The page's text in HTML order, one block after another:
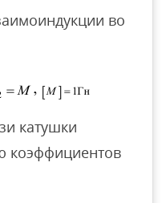
во
катушки
коэффициентов